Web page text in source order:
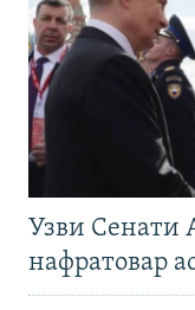
Узви Сенати
нафратовар